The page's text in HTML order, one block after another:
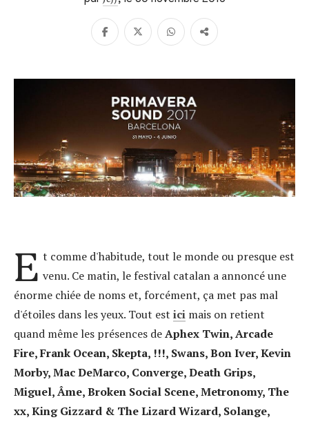
E t comme d'habitude, tout le monde ou presque est
venu. Ce matin, le festival catalan a annoncé une
énorme chiée de noms et, forcément, ça met pas mal
d'étoiles dans les yeux. Tout est ici mais on retient
quand même les présences deAphex Twin, Arcade
Fire, Frank Ocean, Skepta, !!!, Swans, Bon Iver, Kevin
Morby, Mac DeMarco, Converge, Death Grips,
Miguel, Âme, Broken Social Scene, Metronomy, The
xx, King Gizzard & The Lizard Wizard, Solange,